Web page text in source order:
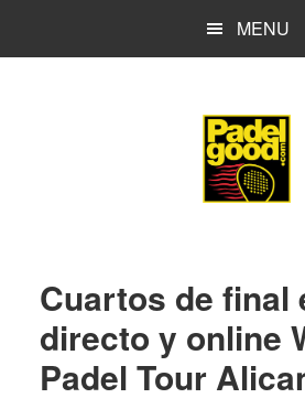
MENU
Cuartos de final
directo y online
Padel Tour